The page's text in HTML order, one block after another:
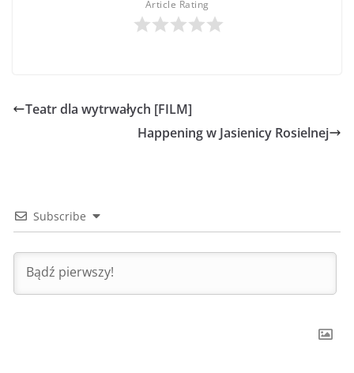
Article Rating
Teatr dla wytrwałych [FILM]
Happening w Jasienicy Rosielnej
Subscribe